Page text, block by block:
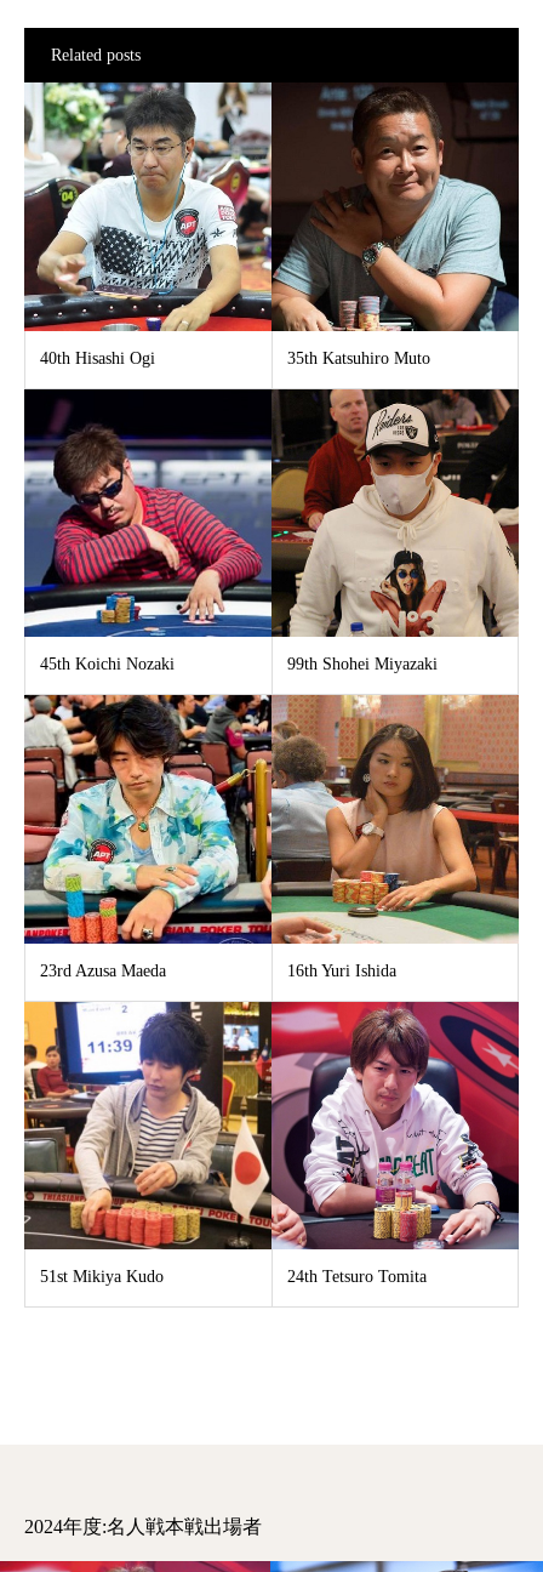
Related posts
40th Hisashi Ogi 35th Katsuhiro Muto
45th Koichi Nozaki 99th Shohei Miyazaki
23rd Azusa Maeda 16th Yuri Ishida
51st Mikiya Kudo 24th Tetsuro Tomita
2024年度:名人戦本戦出場者